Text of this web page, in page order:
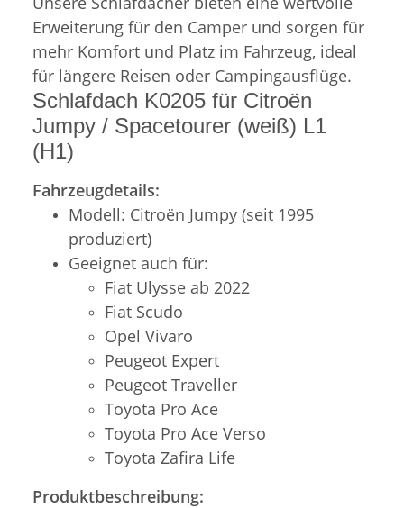
Erweiterung für den Camper und sorgen für
mehr Komfort und Platz im Fahrzeug, ideal
für längere Reisen oder Campingausflüge.
Schlafdach K0205 für Citroën
Jumpy / Spacetourer (weiß) L1
(H1)
Fahrzeugdetails:
Modell: Citroën Jumpy (seit 1995
produziert)
Geeignet auch für:
Fiat Ulysse ab 2022
Fiat Scudo
Opel Vivaro
Peugeot Expert
Peugeot Traveller
Toyota Pro Ace
Toyota Pro Ace Verso
Toyota Zafira Life
Produktbeschreibung: